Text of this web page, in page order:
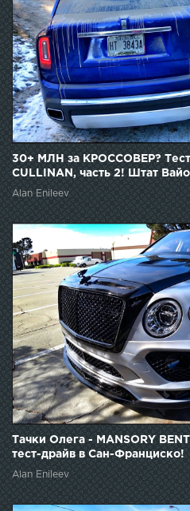
30+ МЛН за КРОССОВЕР? Тест
CULLINAN, часть 2! Штат
Alan Enileev
Тачки Олега - MANSORY
тест-драйв в Сан-Франциско!
Alan Enileev